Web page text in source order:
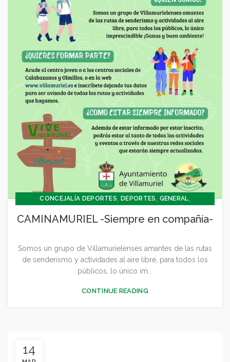
CONCEJALÍA DEPORTES,DEPORTES , GENERAL,
CAMINAMURIEL -Siempre en compañía-
Somos un grupo de Villamurielenses amantes de las rutas
de senderismo y actividades al aire libre, para todos los
públicos, lo único im...
CONTINUE READING
14